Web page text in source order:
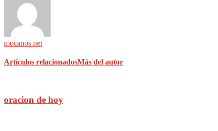
mocanos.net
Artículos relacionadosMás del autor
oracion de hoy